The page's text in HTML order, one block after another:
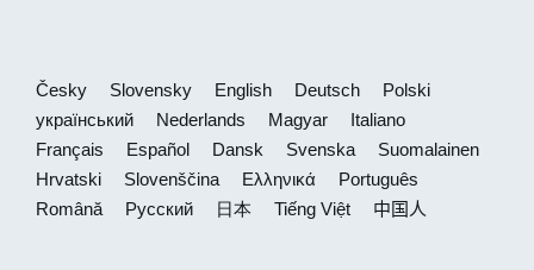
Česky Slovensky English Deutsch
Polski
український
Nederlands Magyar
Italiano
Français
Español Dansk Svenska
Suomalainen
Hrvatski
Slovenščina Ελληνικά
Português
Română
Русский 日本 Tiếng Việt 中国人